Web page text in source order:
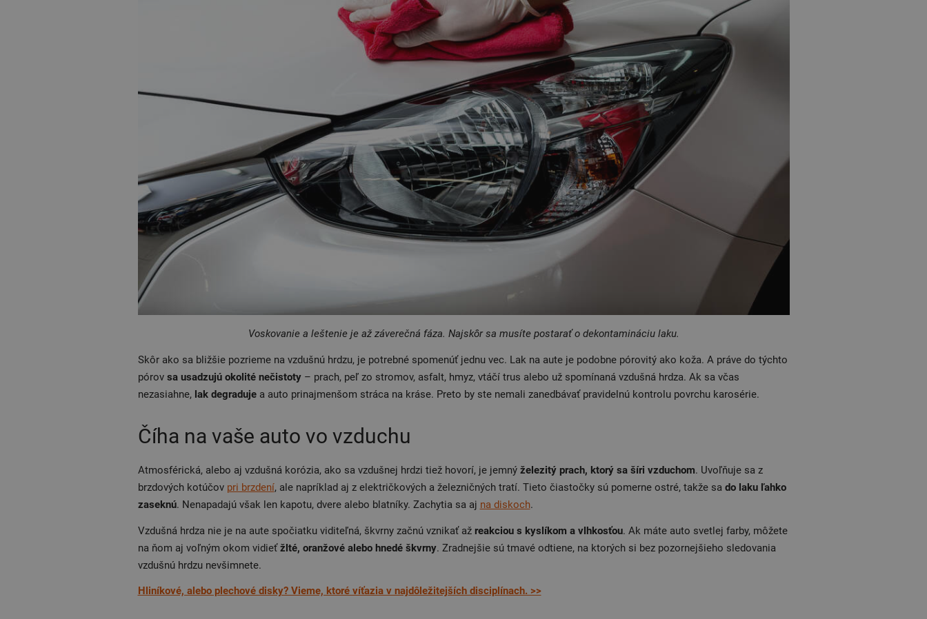
Voskovanie a leštenie je až záverečná fáza. Najskôr sa musíte postarať o dekontamináciu laku.
Skôr ako sa bližšie pozrieme na vzdušnú hrdzu, je potrebné spomenúť jednu vec. Lak na aute je podobne pórovitý ako koža. A práve do týchto
pórov sa usadzujú okolité nečistoty– prach, peľ zo stromov, asfalt, hmyz, vtáčí trus alebo už spomínaná vzdušná hrdza. Ak sa včas
nezasiahne, lak degradujea auto prinajmenšom stráca na kráse. Preto by ste nemali zanedbávať pravidelnú kontrolu povrchu karosérie.
Číha na vaše auto vo vzduchu
Atmosférická, alebo aj vzdušná korózia, ako sa vzdušnej hrdzi tiež hovorí, je jemný železitý prach, ktorý sa šíri vzduchom. Uvoľňuje sa z
brzdových kotúčov pri brzdení, ale napríklad aj z električkových a železničných tratí. Tieto čiastočky sú pomerne ostré, takže sa do laku ľahko
zaseknú. Nenapadajú však len kapotu, dvere alebo blatníky. Zachytia sa aj na diskoch.
Vzdušná hrdza nie je na aute spočiatku viditeľná, škvrny začnú vznikať až reakciou s kyslíkom a vlhkosťou. Ak máte auto svetlej farby, môžete
na ňom aj voľným okom vidieťžlté, oranžové alebo hnedé škvrny. Zradnejšie sú tmavé odtiene, na ktorých si bez pozornejšieho sledovania
vzdušnú hrdzu nevšimnete.
Hliníkové, alebo plechové disky? Vieme, ktoré víťazia v najdôležitejších disciplínach. >>